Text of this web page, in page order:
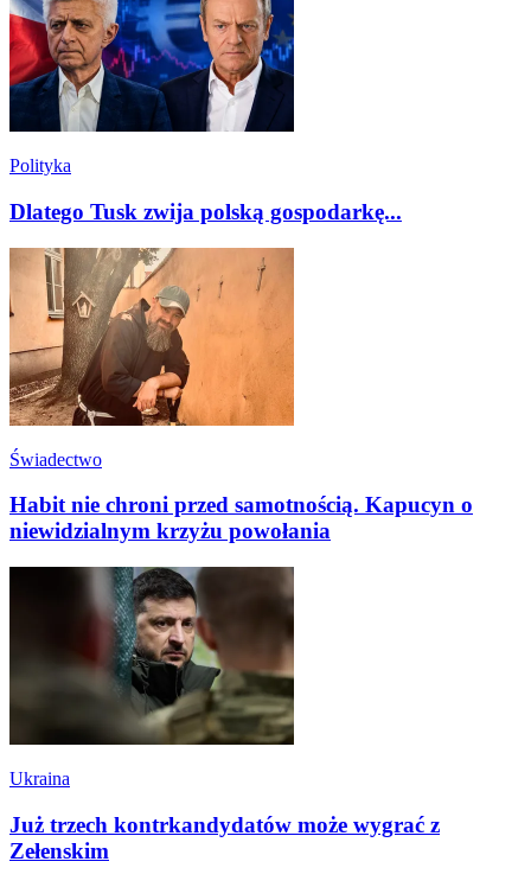
Polityka
Dlatego Tusk zwija polską gospodarkę...
Świadectwo
Habit nie chroni przed samotnością. Kapucyn o
niewidzialnym krzyżu powołania
Ukraina
Już trzech kontrkandydatów może wygrać z
Zełenskim